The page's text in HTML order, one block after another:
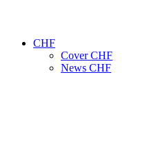
CHF
Cover CHF
News CHF